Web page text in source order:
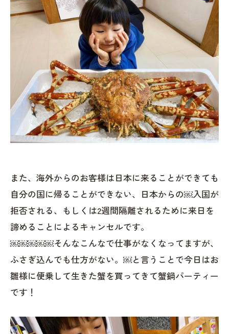
また、海外からのお客様は日本に来ることができても
自分の国に帰ることができない、日本からの￼入国が
拒否される、もしくは2週間隔離されるために来日を
諦めることによるキャンセルです。
￼￼￼￼￼そんなこんなで仕事がなくなってますが、
ふさぎ込んでも仕方がない。￼と言うことで今日はお
雛様に便乗して生きた蟹を買ってきて蟹鍋パーティー
です！